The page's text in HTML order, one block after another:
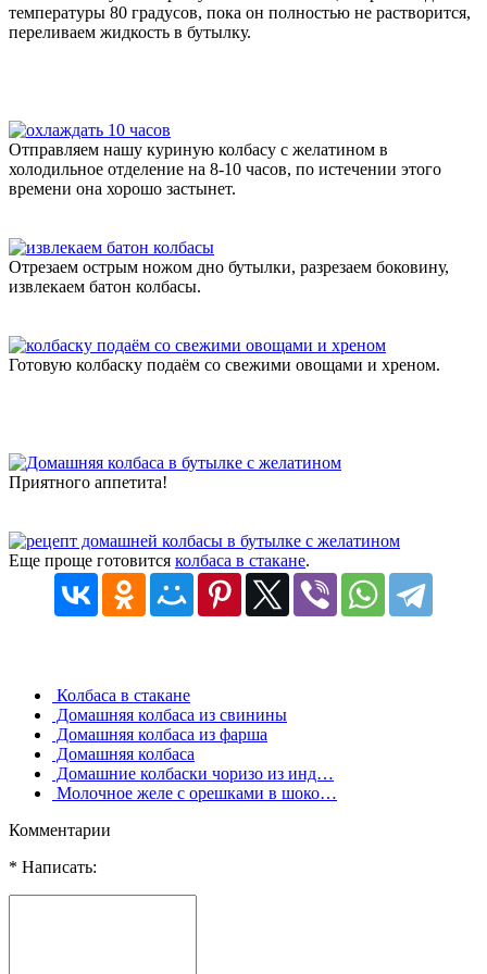
температуры 80 градусов, пока он полностью не растворится,
переливаем жидкость в бутылку.
Отправляем нашу куриную колбасу с желатином в
холодильное отделение на 8-10 часов, по истечении этого
времени она хорошо застынет.
Отрезаем острым ножом дно бутылки, разрезаем боковину,
извлекаем батон колбасы.
Готовую колбаску подаём со свежими овощами и хреном.
Приятного аппетита!
Еще проще готовится колбаса в стакане.
Колбаса в стакане
Домашняя колбаса из свинины
Домашняя колбаса из фарша
Домашняя колбаса
Домашние колбаски чоризо из инд…
Молочное желе с орешками в шоко…
Комментарии
* Написать: